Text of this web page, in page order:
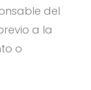
del
a la
o